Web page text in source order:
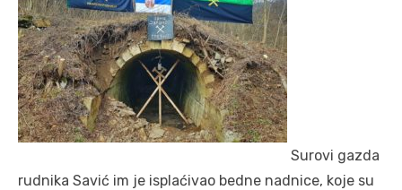
Surovi gazda
rudnika Savić im je isplaćivao bedne nadnice, koje su